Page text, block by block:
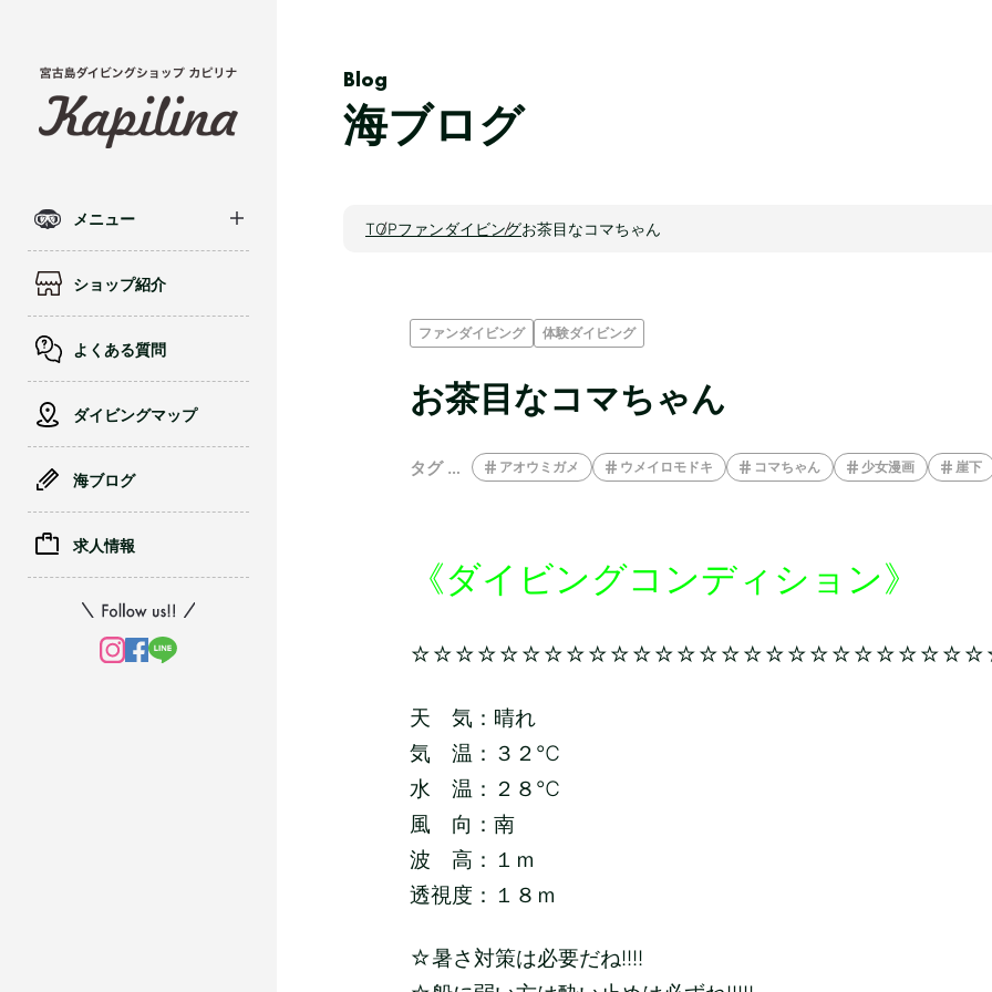
メニュー
ショップ紹介
よくある質問
ダイビングマップ
海ブログ
求人情報
Blog
海ブログ
TOPファンダイビングお茶目なコマちゃん
ファンダイビング 体験ダイビング
お茶目なコマちゃん
タグ … アオウミガメ ウメイロモドキ コマちゃん 少女漫画 崖下
《ダイビングコンディション》
天 気：晴れ
気 温：３２ ℃
水 温：２８ ℃
風 向：南
波 高：１ｍ
透視度：１８ｍ
☆暑さ対策は必要だね!!!!